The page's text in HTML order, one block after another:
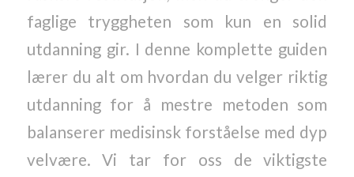
faglige tryggheten som kun en solid
utdanning gir. I denne komplette guiden
lærer du alt om hvordan du velger riktig
utdanning for å mestre metoden som
balanserer medisinsk forståelse med dyp
velvære. Vi tar for oss de viktigste